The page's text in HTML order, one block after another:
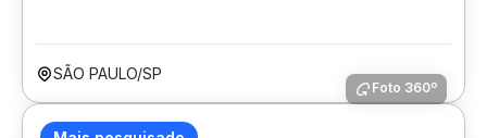
SÃO PAULO/SP
Foto 360º